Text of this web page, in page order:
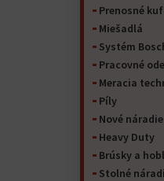
Prenosné
Miešadlá
Systém
Pracovné
Meracia
Píly
Nové náradie
Heavy Duty
Brúsky a
Stolné